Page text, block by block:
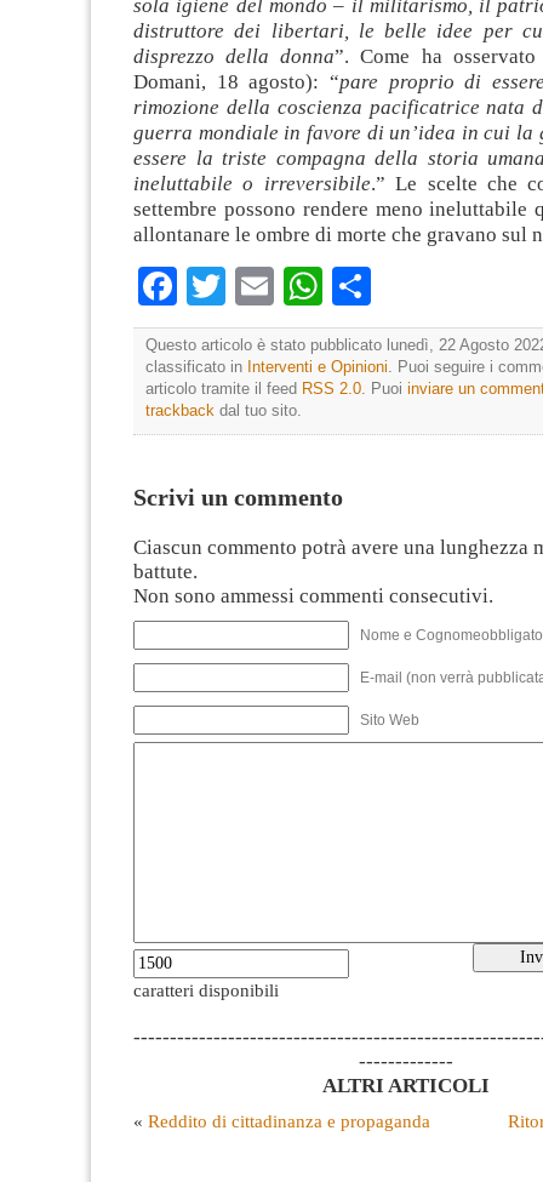
sola igiene del mondo – il militarismo, il
distruttore dei libertari, le belle idee per
disprezzo della donna”. Come ha
Domani, 18 agosto): “pare proprio di
rimozione della coscienza pacificatrice nata
guerra mondiale in favore di un’idea in cui la
essere la triste compagna della storia
ineluttabile o irreversibile.” Le scelte che
settembre possono rendere meno ineluttabile
allontanare le ombre di morte che gravano sul
Facebook
TwitterEmailWhatsApp
Questo articolo è stato pubblicato lunedì, 22 Agosto
classificato in Interventi e Opinioni. Puoi seguire i
articolo tramite il feed RSS 2.0. Puoi inviare un
trackback dal tuo sito.
Scrivi un commento
Ciascun commento potrà avere una lunghezza
battute.
Non sono ammessi commenti consecutivi.
Nome e
E-mail (non verrà
Sito Web
caratteri disponibili
-------------
ALTRI ARTICOLI
« Reddito di cittadinanza e propaganda